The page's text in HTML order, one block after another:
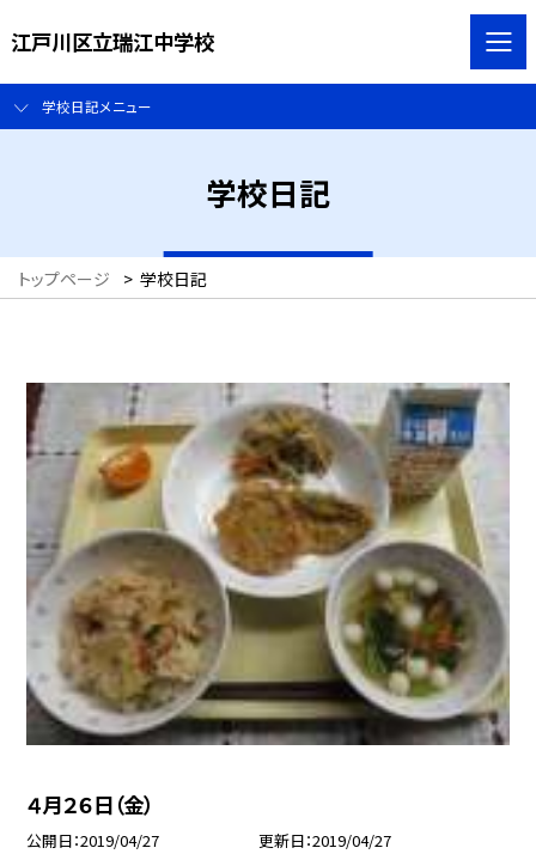
江戸川区立瑞江中学校
学校日記メニュー
学校日記
トップページ > 学校日記
４月２６日（金）
公開日 2019/04/27 更新日 2019/04/27